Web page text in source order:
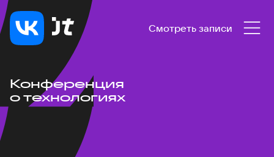
Смотреть записи
Конференция
о технологиях